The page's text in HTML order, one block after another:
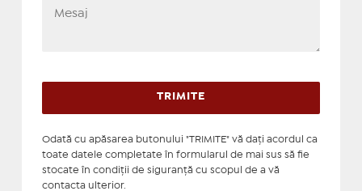
Odată cu apăsarea butonului "TRIMITE" vă daţi acordul ca
toate datele completate în formularul de mai sus să fie
stocate în condiţii de siguranţă cu scopul de a vă
contacta ulterior.